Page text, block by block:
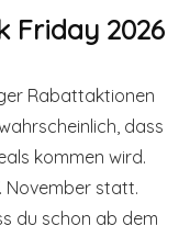
Friday 2026
Rabattaktionen
dass
kommen wird.
November statt.
du schon ab dem